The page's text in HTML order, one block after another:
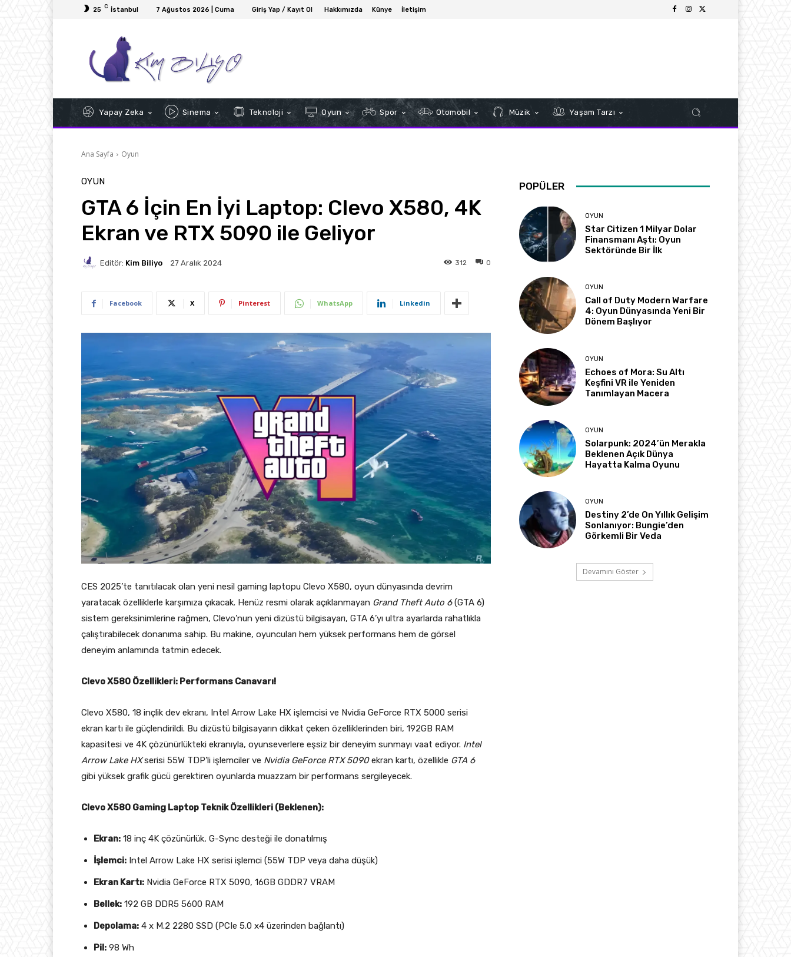
25 C İstanbul 7 Ağustos 2026 | Cuma Giriş Yap / Kayıt Ol Hakkımızda Künye İletişim
Yapay Zeka Sinema Teknoloji Oyun Spor Otomobil Müzik Yaşam Tarzı
Ana Sayfa Oyun
OYUN
GTA 6 İçin En İyi Laptop: Clevo X580, 4K
Ekran ve RTX 5090 ile Geliyor
Editör: Kim Biliyo 27 Aralık 2024 0
312
Facebook X Pinterest WhatsApp Linkedin
CES 2025’te tanıtılacak olan yeni nesil gaming laptopu Clevo X580, oyun dünyasında devrim
yaratacak özelliklerle karşımıza çıkacak. Henüz resmi olarak açıklanmayan Grand Theft Auto 6(GTA 6)
sistem gereksinimlerine rağmen, Clevo’nun yeni dizüstü bilgisayarı, GTA 6’yı ultra ayarlarda rahatlıkla
çalıştırabilecek donanıma sahip. Bu makine, oyuncuları hem yüksek performans hem de görsel
deneyim anlamında tatmin edecek.
Clevo X580 Özellikleri: Performans Canavarı!
Clevo X580, 18 inçlik dev ekranı, Intel Arrow Lake HX işlemcisi ve Nvidia GeForce RTX 5000 serisi
ekran kartı ile güçlendirildi. Bu dizüstü bilgisayarın dikkat çeken özelliklerinden biri, 192GB RAM
kapasitesi ve 4K çözünürlükteki ekranıyla, oyunseverlere eşsiz bir deneyim sunmayı vaat ediyor. Intel
Arrow Lake HXserisi 55W TDP’li işlemciler ve Nvidia GeForce RTX 5090ekran kartı, özellikle GTA 6
gibi yüksek grafik gücü gerektiren oyunlarda muazzam bir performans sergileyecek.
Clevo X580 Gaming Laptop Teknik Özellikleri (Beklenen):
Ekran: 18 inç 4K çözünürlük, G-Sync desteği ile donatılmış
İşlemci: Intel Arrow Lake HX serisi işlemci (55W TDP veya daha düşük)
Ekran Kartı: Nvidia GeForce RTX 5090, 16GB GDDR7 VRAM
Bellek: 192 GB DDR5 5600 RAM
Depolama: 4 x M.2 2280 SSD (PCIe 5.0 x4 üzerinden bağlantı)
Pil: 98 Wh
POPÜLER
OYUN
Star Citizen 1 Milyar Dolar
Finansmanı Aştı: Oyun
Sektöründe Bir İlk
OYUN
Call of Duty Modern Warfare
4: Oyun Dünyasında Yeni Bir
Dönem Başlıyor
OYUN
Echoes of Mora: Su Altı
Keşfini VR ile Yeniden
Tanımlayan Macera
OYUN
Solarpunk: 2024’ün Merakla
Beklenen Açık Dünya
Hayatta Kalma Oyunu
OYUN
Destiny 2’de On Yıllık Gelişim
Sonlanıyor: Bungie’den
Görkemli Bir Veda
Devamını Göster